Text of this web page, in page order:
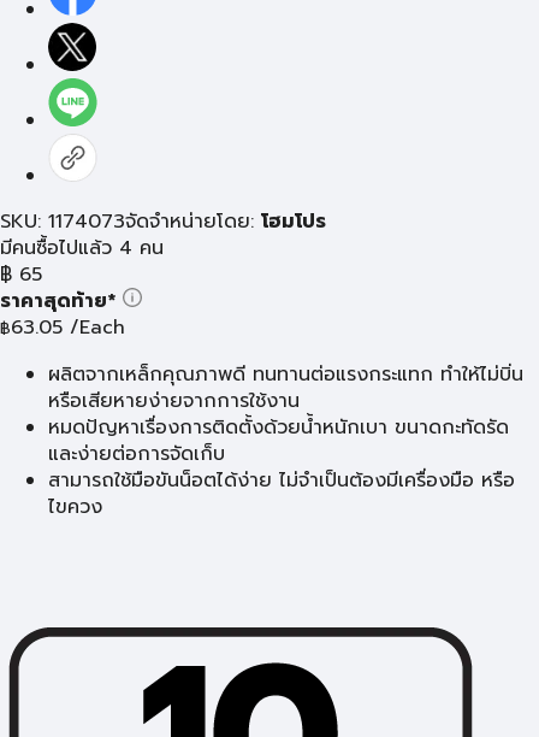
SKU: 1174073จัดจำหน่ายโดย: โฮมโปร
มีคนซื้อไปแล้ว 4 คน
฿ 65
ราคาสุดท้าย*
฿63.05 /Each
ผลิตจากเหล็กคุณภาพดี ทนทานต่อแรงกระแทก ทำให้ไม่บิ่น
หรือเสียหายง่ายจากการใช้งาน
หมดปัญหาเรื่องการติดตั้งด้วยน้ำหนักเบา ขนาดกะทัดรัด
และง่ายต่อการจัดเก็บ
สามารถใช้มือขันน็อตได้ง่าย ไม่จำเป็นต้องมีเครื่องมือ หรือ
ไขควง